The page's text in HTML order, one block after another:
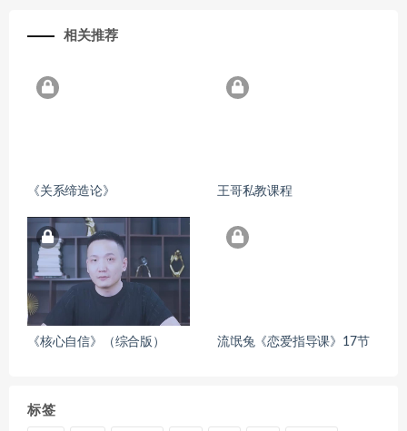
相关推荐
《关系缔造论》 王哥私教课程
《核心自信》（综合版） 流氓兔《恋爱指导课》17节
标签